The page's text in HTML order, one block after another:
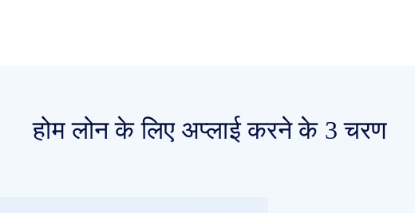
होम लोन के लिए अप्लाई करने के 3 चरण